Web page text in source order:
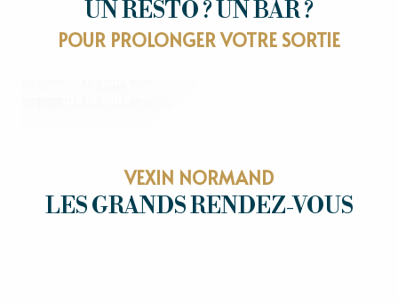
UN RESTO ? UN BAR ?
POUR PROLONGER VOTRE SORTIE
RESTAURANTS
OÙ SORTIR
VEXIN NORMAND
LES GRANDS RENDEZ-VOUS